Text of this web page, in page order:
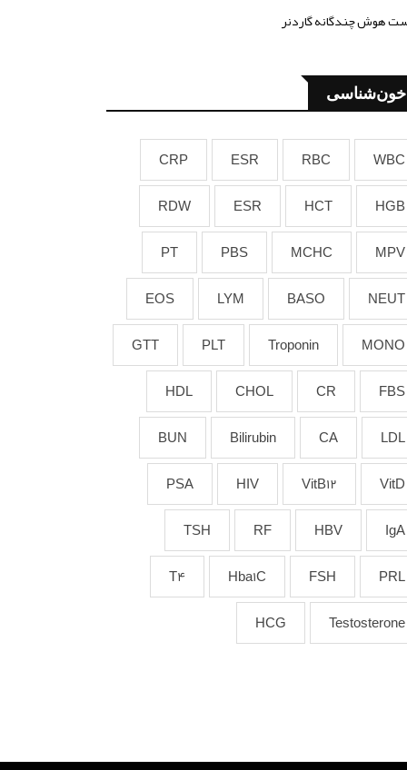
هوش چندگانه گاردنر
خون‌شناسی
WBC
RBC
ESR
CRP
HGB
HCT
ESR
RDW
MPV
MCHC
PBS
PT
NEUT
BASO
LYM
EOS
MONO
Troponin
PLT
GTT
FBS
CR
CHOL
HDL
LDL
CA
Bilirubin
BUN
VitD
VitB12
HIV
PSA
IgA
HBV
RF
TSH
PRL
FSH
Hba1C
T4
Testosterone
HCG